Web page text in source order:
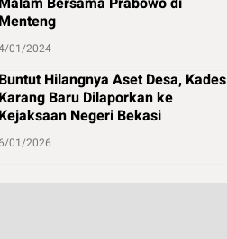
01/2024
Hilangnya Aset Desa, Kades
Baru Dilaporkan ke
Negeri Bekasi
01/2026